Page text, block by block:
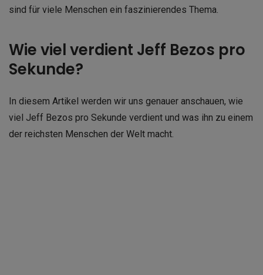
sind für viele Menschen ein faszinierendes Thema.
Wie viel verdient Jeff Bezos pro
Sekunde?
In diesem Artikel werden wir uns genauer anschauen, wie
viel Jeff Bezos pro Sekunde verdient und was ihn zu einem
der reichsten Menschen der Welt macht.